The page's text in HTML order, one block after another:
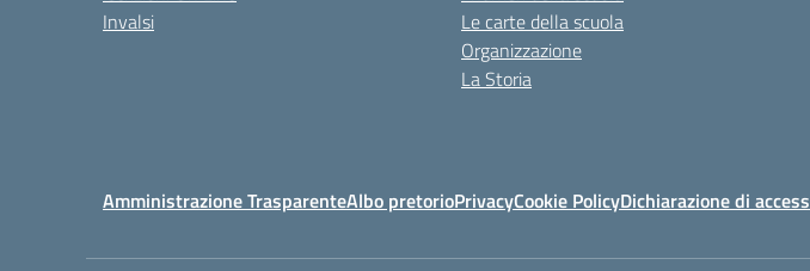
Invalsi
Le carte della scuola
Organizzazione
La Storia
Amministrazione TrasparenteAlbo pretorioPrivacyCookie PolicyDichiarazione di